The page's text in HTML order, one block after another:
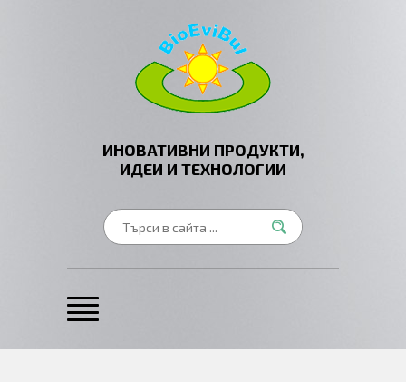
ИНОВАТИВНИ ПРОДУКТИ,
ИДЕИ И ТЕХНОЛОГИИ